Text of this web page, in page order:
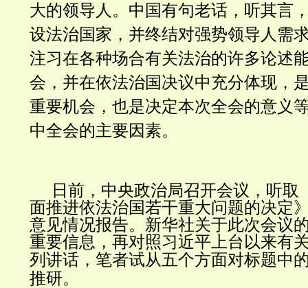
大的领导人。中国有句老话，听其言
设法治国家，并终结对强势领导人需
注习在各种场合有关法治的许多论述
会，并在依法治国决议中充分体现，
重要机会，也是决定本次全会的意义
中全会的主要因素。
日前，中央政治局召开会议，听取
面推进依法治国若干重大问题的决定
意见情况报告。新华社关于此次会议
重要信息，再对照习近平上台以来有
列讲话， 笔者试从五个方面对标题中
推研。